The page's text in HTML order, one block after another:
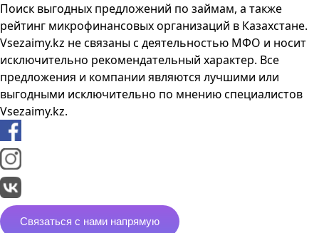
Поиск выгодных предложений по займам, а также
рейтинг микрофинансовых организаций в Казахстане.
Vsezaimy.kz не связаны с деятельностью МФО и носит
исключительно рекомендательный характер. Все
предложения и компании являются лучшими или
выгодными исключительно по мнению специалистов
Vsezaimy.kz.
Связаться с нами напрямую